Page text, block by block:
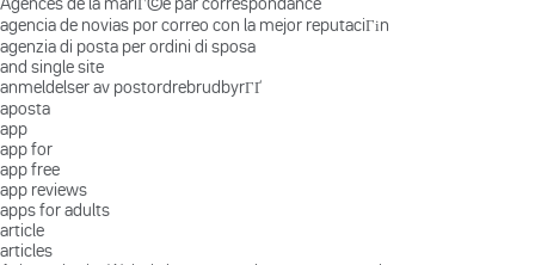
agencia de novias por correo con la mejor reputaciГіn
agenzia di posta per ordini di sposa
and single site
anmeldelser av postordrebrudbyrГҐ
aposta
app
app for
app free
app reviews
apps for adults
article
articles